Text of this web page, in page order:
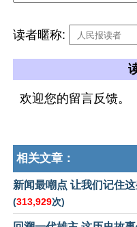
读者暱称:
欢迎您的留言反馈。
相关文章：
新闻最嘲点 让我们记住
(313,929次)